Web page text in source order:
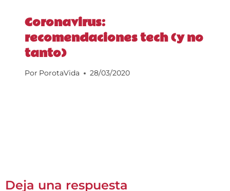
Coronavirus:
recomendaciones tech (y no
tanto)
Por PorotaVida 28/03/2020
Deja una respuesta